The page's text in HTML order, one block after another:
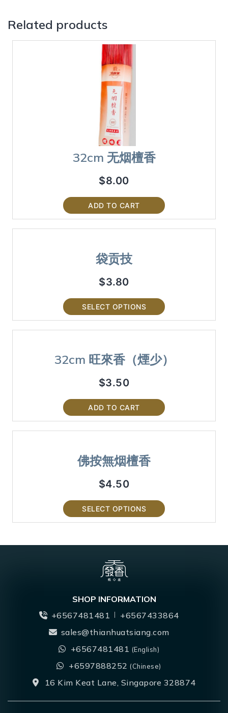
Related products
32cm 无烟檀香
$8.00
ADD TO CART
袋贡技
$3.80
SELECT OPTIONS
32cm 旺來香（煙少）
$3.50
ADD TO CART
佛按無烟檀香
$4.50
SELECT OPTIONS
SHOP INFORMATION
+6567481481
+6567433864
sales@thianhuatsiang.com
+6567481481 (English)
+6597888252(Chinese)
16 Kim Keat Lane, Singapore 328874